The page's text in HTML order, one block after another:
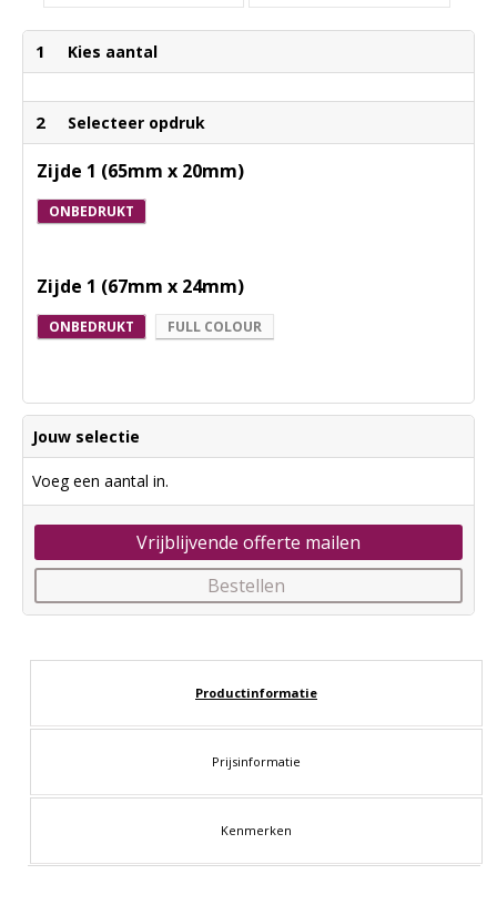
1 Kies aantal
2 Selecteer opdruk
Zijde 1 (65mm x 20mm)
ONBEDRUKT
Zijde 1 (67mm x 24mm)
ONBEDRUKT FULL COLOUR
Jouw selectie
Voeg een aantal in.
Vrijblijvende offerte mailen
Bestellen
Productinformatie
Prijsinformatie
Kenmerken